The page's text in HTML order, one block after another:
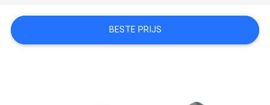
SITEMAP
BESTE PRIJS